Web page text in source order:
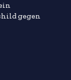
gegen